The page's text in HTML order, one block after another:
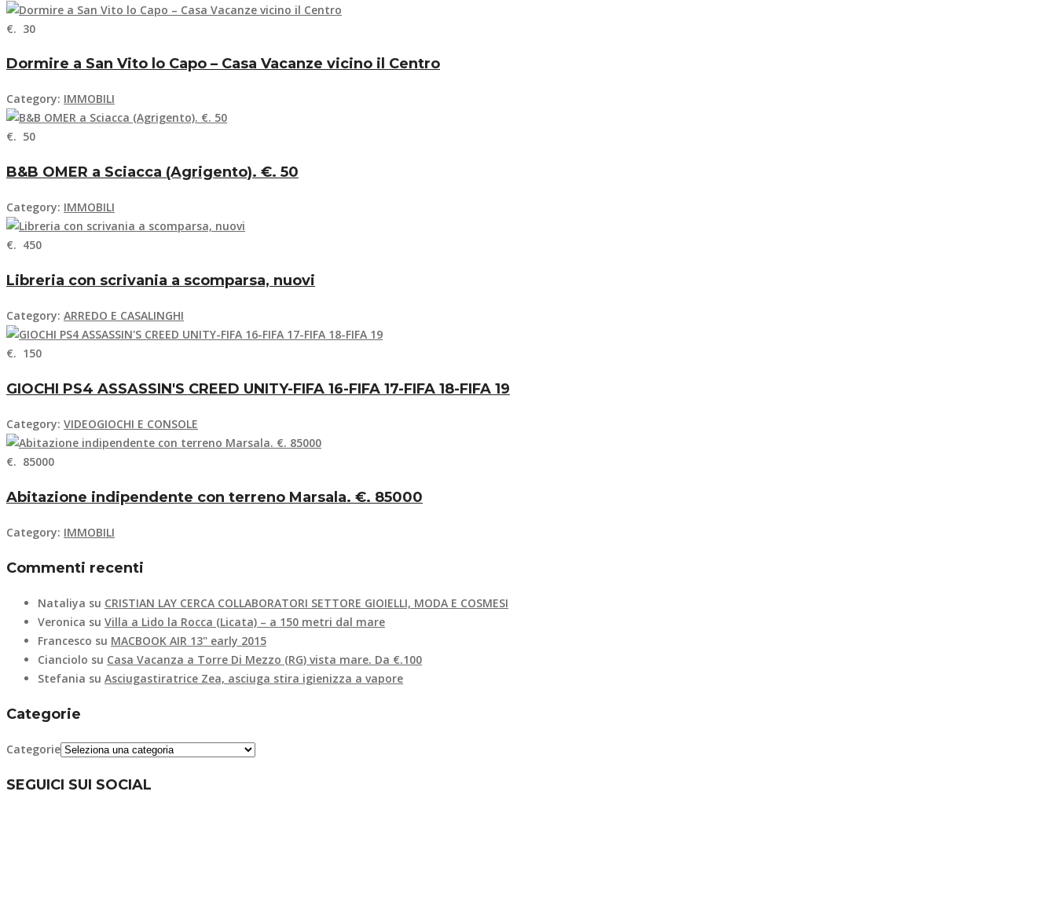
€. 30
Dormire a San Vito lo Capo – Casa Vacanze vicino il Centro
Category: IMMOBILI
€. 50
B&B OMER a Sciacca (Agrigento). €. 50
Category: IMMOBILI
€. 450
Libreria con scrivania a scomparsa, nuovi
Category: ARREDO E CASALINGHI
€. 150
GIOCHI PS4 ASSASSIN'S CREED UNITY-FIFA 16-FIFA 17-FIFA 18-FIFA 19
Category: VIDEOGIOCHI E CONSOLE
€. 85000
Abitazione indipendente con terreno Marsala. €. 85000
Category: IMMOBILI
Commenti recenti
Nataliya su CRISTIAN LAY CERCA COLLABORATORI SETTORE GIOIELLI, MODA E COSMESI
Veronica su Villa a Lido la Rocca (Licata) – a 150 metri dal mare
Francesco su MACBOOK AIR 13" early 2015
Cianciolo su Casa Vacanza a Torre Di Mezzo (RG) vista mare. Da €.100
Stefania su Asciugastiratrice Zea, asciuga stira igienizza a vapore
Categorie
Categorie
SEGUICI SUI SOCIAL